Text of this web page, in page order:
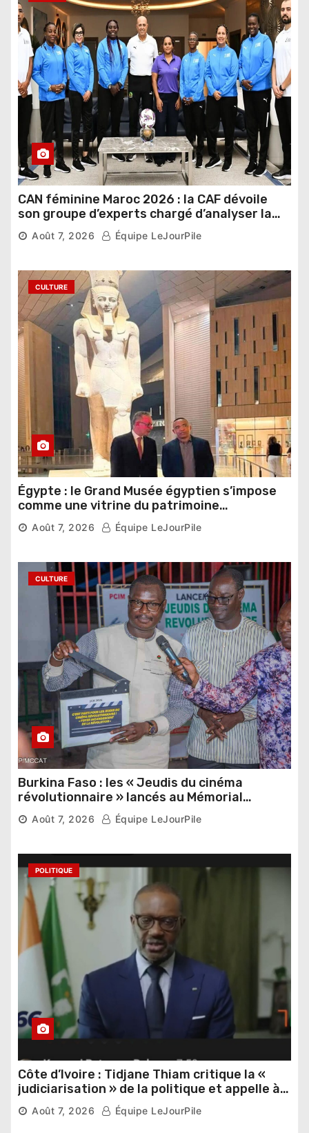
CAN féminine Maroc 2026 : la CAF dévoile
son groupe d’experts chargé d’analyser la
compétition
Août 7, 2026 Équipe LeJourPile
CULTURE
Égypte : le Grand Musée égyptien s’impose
comme une vitrine du patrimoine
pharaonique auprès des dirigeants
étrangers
Août 7, 2026 Équipe LeJourPile
CULTURE
Burkina Faso : les « Jeudis du cinéma
révolutionnaire » lancés au Mémorial
Thomas Sankara
Août 7, 2026 Équipe LeJourPile
POLITIQUE
Côte d’Ivoire : Tidjane Thiam critique la «
judiciarisation » de la politique et appelle à
poursuivre l’apaisement
Août 7, 2026 Équipe LeJourPile